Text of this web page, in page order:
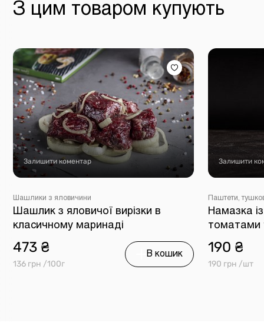
З цим товаром купують
Залишити коментар
Шашлики з яловичини
Шашлик з яловичої вирізки в
класичному маринаді
473 ₴
136 грн /100г
В кошик
Залишити
Паштети,
Намазка
томатами
190 ₴
190 грн /шт